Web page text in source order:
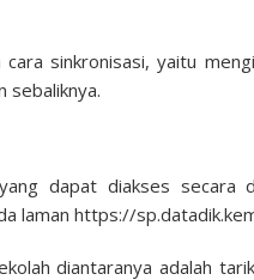
sinkronisasi, yaitu
sebaliknya.
dapat diakses secara
laman https://
diantaranya adalah